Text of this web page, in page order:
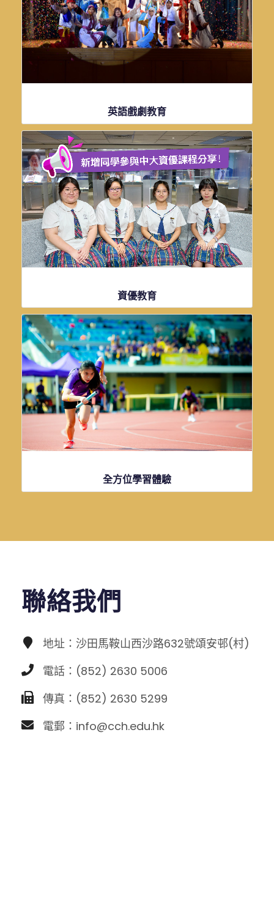
英語戲劇教育
點擊了解更多資訊
資優教育
點擊了解更多資訊
全方位學習體驗
點擊了解更多資訊
聯絡我們
地址：沙田馬鞍山西沙路632號頌安邨(村)
電話：(852) 2630 5006
傳真：(852) 2630 5299
電郵：info@cch.edu.hk